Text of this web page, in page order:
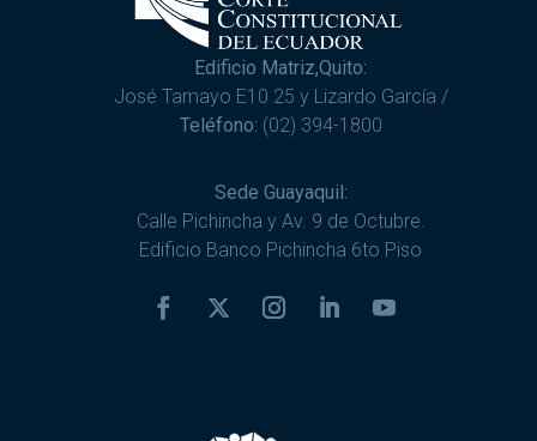
Edificio Matriz,Quito:
José Tamayo E10 25 y Lizardo García /
Teléfono: (02) 394-1800
Sede Guayaquil:
Calle Pichincha y Av. 9 de Octubre.
Edificio Banco Pichincha 6to Piso